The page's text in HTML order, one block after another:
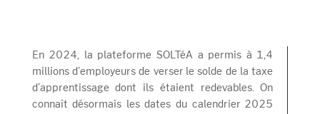
En 2024, la plateforme SOLTéA a permis à 1,4
millions d’employeurs de verser le solde de la taxe
d’apprentissage dont ils étaient redevables. On
connaît désormais les dates du calendrier 2025